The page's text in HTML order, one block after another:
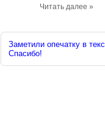
Читать далее »
Заметили опечатку в
Спасибо!